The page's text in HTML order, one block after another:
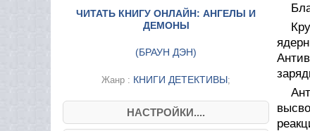
ЧИТАТЬ КНИГУ ОНЛАЙН: АНГЕЛЫ И
ДЕМОНЫ
(БРАУН ДЭН)
Жанр : КНИГИ ДЕТЕКТИВЫ;
НАСТРОЙКИ....